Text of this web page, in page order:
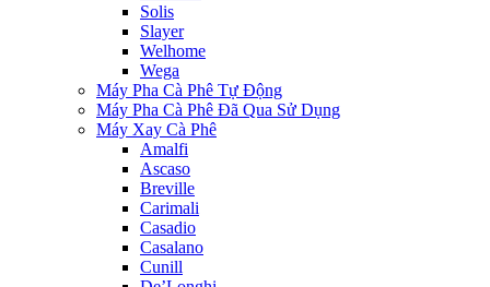
Solis
Slayer
Welhome
Wega
Máy Pha Cà Phê Tự Động
Máy Pha Cà Phê Đã Qua Sử Dụng
Máy Xay Cà Phê
Amalfi
Ascaso
Breville
Carimali
Casadio
Casalano
Cunill